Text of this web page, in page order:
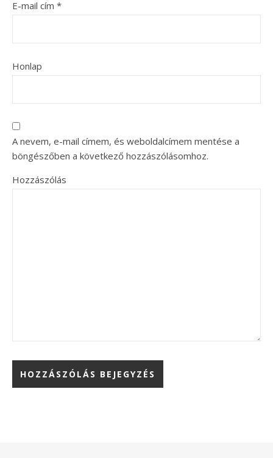
E-mail cím *
Honlap
A nevem, e-mail címem, és weboldalcímem mentése a
böngészőben a következő hozzászólásomhoz.
Hozzászólás